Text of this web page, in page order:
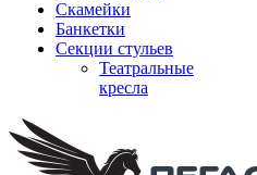
Скамейки
Банкетки
Секции стульев
Театральные
кресла